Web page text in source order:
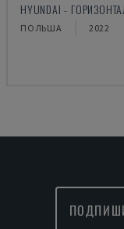
HYUNDAI -
ПОЛЬША 2022